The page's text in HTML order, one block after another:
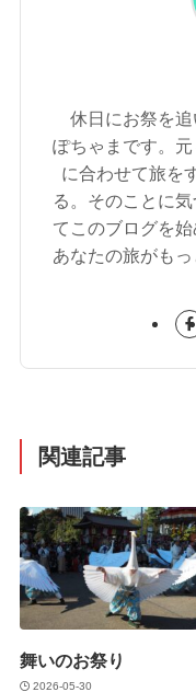
休日にお祭を追
ぽちゃまです。
に合わせて旅を
る。そのことに
てこのブログを
あなたの旅がも
関連記事
舞いのお祭り
2026-05-30